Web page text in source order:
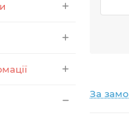
За